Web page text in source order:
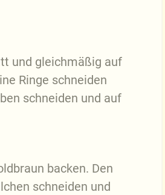
und gleichmäßig auf
Ringe schneiden
schneiden und auf
backen. Den
schneiden und